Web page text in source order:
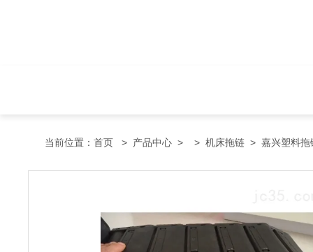
当前位置： 首页 > 产品中心 > > 机床拖链 > 嘉兴塑料拖